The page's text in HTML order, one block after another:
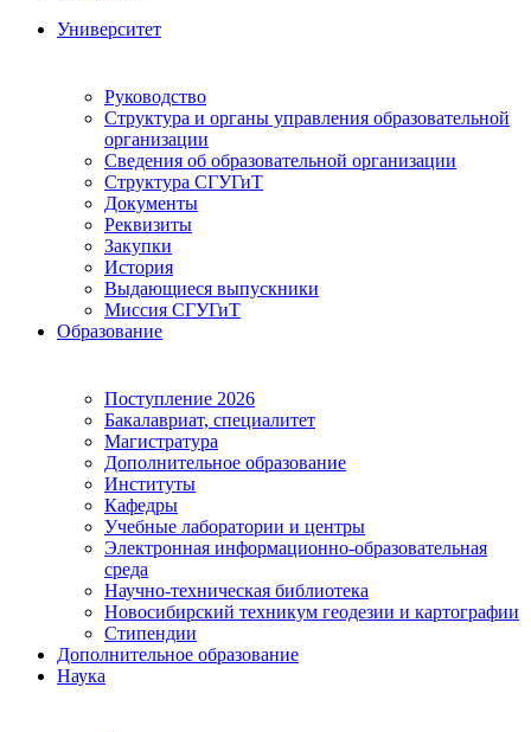
Университет
Руководство
Структура и органы управления образовательной
организации
Сведения об образовательной организации
Структура СГУГиТ
Документы
Реквизиты
Закупки
История
Выдающиеся выпускники
Миссия СГУГиТ
Образование
Поступление 2026
Бакалавриат, специалитет
Магистратура
Дополнительное образование
Институты
Кафедры
Учебные лаборатории и центры
Электронная информационно-образовательная
среда
Научно-техническая библиотека
Новосибирский техникум геодезии и картографии
Стипендии
Дополнительное образование
Наука